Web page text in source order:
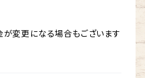
変更になる場合もございます